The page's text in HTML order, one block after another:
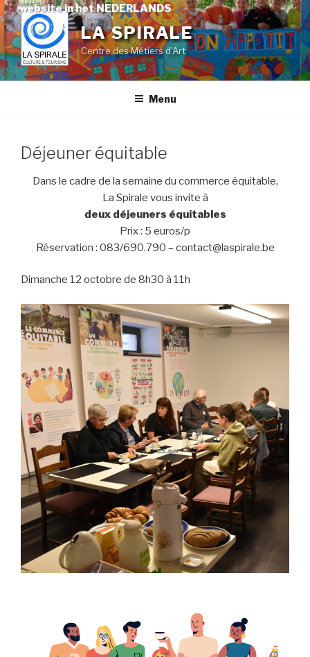
website in het NEDERLANDS
Skip
to
content
LA SPIRALE
Centre des Métiers d'Art
Menu
Déjeuner équitable
Dans le cadre de la semaine du commerce équitable,
La Spirale vous invite à
deux déjeuners équitables
Prix : 5 euros/p
Réservation : 083/690.790 – contact@laspirale.be
Dimanche 12 octobre de 8h30 à 11h